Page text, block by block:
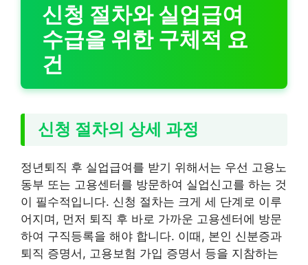
신청 절차와 실업급여
수급을 위한 구체적 요
건
신청 절차의 상세 과정
정년퇴직 후 실업급여를 받기 위해서는 우선 고용노
동부 또는 고용센터를 방문하여 실업신고를 하는 것
이 필수적입니다. 신청 절차는 크게 세 단계로 이루
어지며, 먼저 퇴직 후 바로 가까운 고용센터에 방문
하여 구직등록을 해야 합니다. 이때, 본인 신분증과
퇴직 증명서, 고용보험 가입 증명서 등을 지참하는